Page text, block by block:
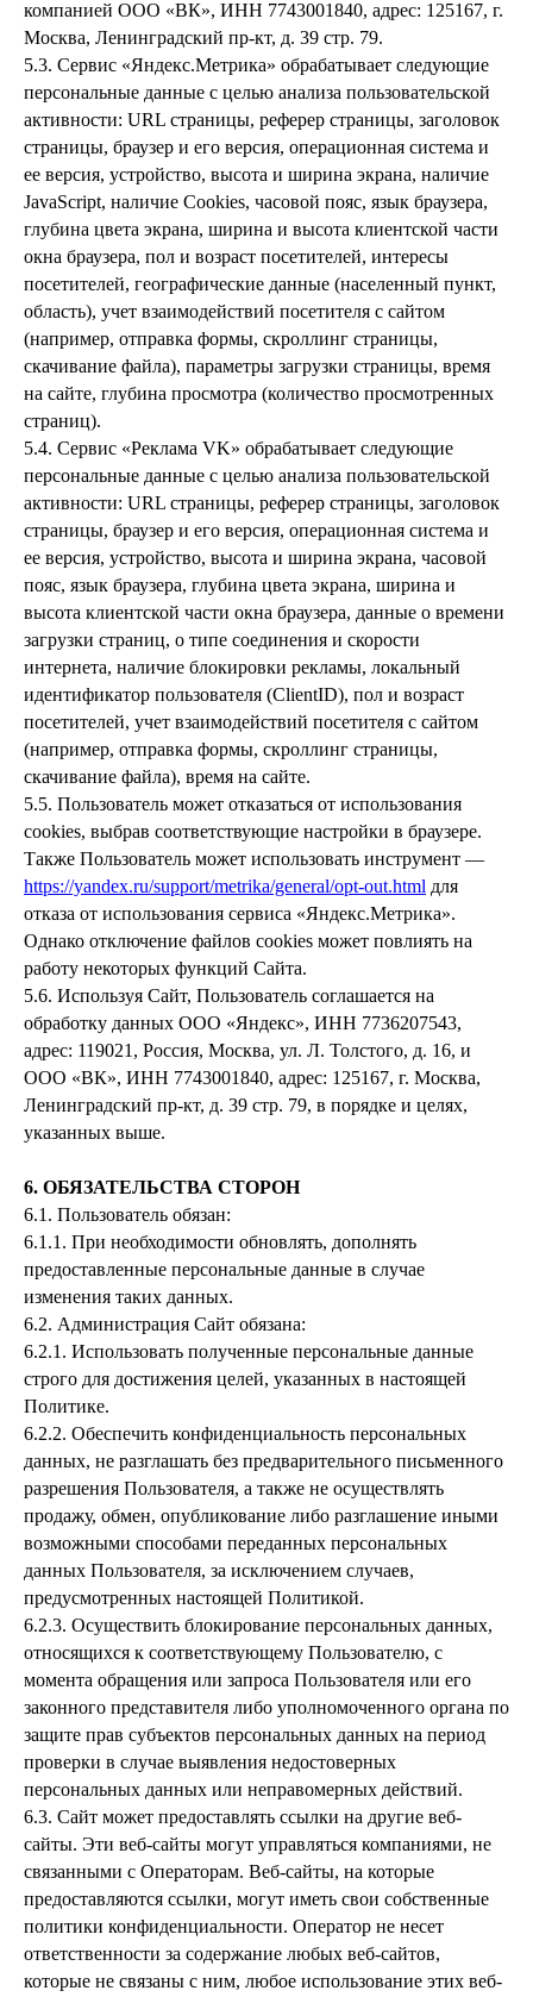
компанией ООО «ВК», ИНН 7743001840, адрес: 125167, г.
Москва, Ленинградский пр-кт, д. 39 стр. 79.
5.3. Сервис «Яндекс.Метрика» обрабатывает следующие
персональные данные с целью анализа пользовательской
активности: URL страницы, реферер страницы, заголовок
страницы, браузер и его версия, операционная система и
ее версия, устройство, высота и ширина экрана, наличие
JavaScript, наличие Cookies, часовой пояс, язык браузера,
глубина цвета экрана, ширина и высота клиентской части
окна браузера, пол и возраст посетителей, интересы
посетителей, географические данные (населенный пункт,
область), учет взаимодействий посетителя с сайтом
(например, отправка формы, скроллинг страницы,
скачивание файла), параметры загрузки страницы, время
на сайте, глубина просмотра (количество просмотренных
страниц).
5.4. Сервис «Реклама VK» обрабатывает следующие
персональные данные с целью анализа пользовательской
активности: URL страницы, реферер страницы, заголовок
страницы, браузер и его версия, операционная система и
ее версия, устройство, высота и ширина экрана, часовой
пояс, язык браузера, глубина цвета экрана, ширина и
высота клиентской части окна браузера, данные о времени
загрузки страниц, о типе соединения и скорости
интернета, наличие блокировки рекламы, локальный
идентификатор пользователя (ClientID), пол и возраст
посетителей, учет взаимодействий посетителя с сайтом
(например, отправка формы, скроллинг страницы,
скачивание файла), время на сайте.
5.5. Пользователь может отказаться от использования
cookies, выбрав соответствующие настройки в браузере.
Также Пользователь может использовать инструмент —
https://yandex.ru/support/metrika/general/opt-out.html для
отказа от использования сервиса «Яндекс.Метрика».
Однако отключение файлов cookies может повлиять на
работу некоторых функций Сайта.
5.6. Используя Сайт, Пользователь соглашается на
обработку данных ООО «Яндекс», ИНН 7736207543,
адрес: 119021, Россия, Москва, ул. Л. Толстого, д. 16, и
ООО «ВК», ИНН 7743001840, адрес: 125167, г. Москва,
Ленинградский пр-кт, д. 39 стр. 79, в порядке и целях,
указанных выше.
6. ОБЯЗАТЕЛЬСТВА СТОРОН
6.1. Пользователь обязан:
6.1.1. При необходимости обновлять, дополнять
предоставленные персональные данные в случае
изменения таких данных.
6.2. Администрация Сайт обязана:
6.2.1. Использовать полученные персональные данные
строго для достижения целей, указанных в настоящей
Политике.
6.2.2. Обеспечить конфиденциальность персональных
данных, не разглашать без предварительного письменного
разрешения Пользователя, а также не осуществлять
продажу, обмен, опубликование либо разглашение иными
возможными способами переданных персональных
данных Пользователя, за исключением случаев,
предусмотренных настоящей Политикой.
6.2.3. Осуществить блокирование персональных данных,
относящихся к соответствующему Пользователю, с
момента обращения или запроса Пользователя или его
законного представителя либо уполномоченного органа по
защите прав субъектов персональных данных на период
проверки в случае выявления недостоверных
персональных данных или неправомерных действий.
6.3. Сайт может предоставлять ссылки на другие веб-
сайты. Эти веб-сайты могут управляться компаниями, не
связанными с Операторам. Веб-сайты, на которые
предоставляются ссылки, могут иметь свои собственные
политики конфиденциальности. Оператор не несет
ответственности за содержание любых веб-сайтов,
которые не связаны с ним, любое использование этих веб-